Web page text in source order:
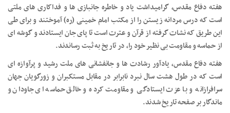
هفته دفاع مقدس، گرامیداشت یاد و خاطره جانبازی ها و فداکاری های ملتی
است که درس مردانه زیستن را از مکتب امام خمینی (ره) آموختند و برای طی
این طریق که نشات گرفته از قرآن و عترت است تا پای جان ایستادند و گوشه ای
از حماسه و مقاومت بی نظیر خود را، در تاریخ به ثبت رساندند.
هفته دفاع مقدس، یادآور رشادت ها و جانفشانی های ملت رشید و پرآوازه ای
است که در طول هشت سال نبرد نابرابر در مقابل مستکبران و زورگویان جهان
سرافرازانه و با عزت ایستادگی و مقاومت کرده و خالق حماسه ای جاودان و
ماندگار بر صفحه تاریخ شدند.